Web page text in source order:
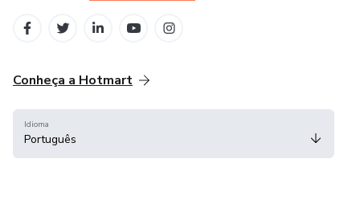
Conheça a Hotmart
Idioma
Português